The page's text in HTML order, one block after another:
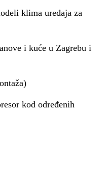
klima uređaja za
i kuće u Zagrebu i
kod određenih